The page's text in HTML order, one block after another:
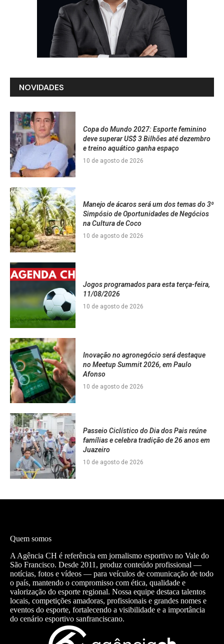
NOVIDADES
Copa do Mundo 2027: Esporte feminino
deve superar US$ 3 Bilhões até dezembro
e treino aquático ganha espaço
10 de agosto de 2026
Manejo de ácaros será um dos temas do 3⁰
Simpósio de Oportunidades de Negócios
na Cultura de Coco
10 de agosto de 2026
Jogos programados para esta terça-feira,
11/08/2026
10 de agosto de 2026
Inovação no agronegócio será destaque
no Meetup Summit 2026, em Paulo
Afonso
10 de agosto de 2026
Passeio Ciclístico do Dia dos Pais reúne
famílias e celebra tradição de 26 anos em
Juazeiro
10 de agosto de 2026
Quem somos
A Agência CH é referência em jornalismo esportivo no Vale do
São Francisco. Desde 2011, produz conteúdo profissional —
notícias, fotos e vídeos — para veículos de comunicação de todo
o país, mantendo o compromisso com ética, qualidade e
valorização do esporte regional. Nossa equipe destaca talentos
locais, competições amadoras, profissionais e grandes nomes e
eventos do esporte, fortalecendo a visibilidade e a importância
do cenário esportivo sanfranciscano.